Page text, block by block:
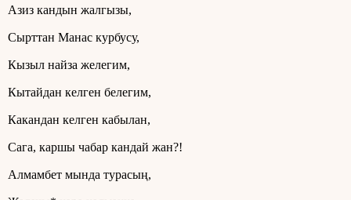
Азиз кандын жалгызы,
Сырттан Манас курбусу,
Кызыл найза желегим,
Кытайдан келген белегим,
Какандан келген кабылан,
Сага, каршы чабар кандай жан?!
Алмамбет мында турасың,